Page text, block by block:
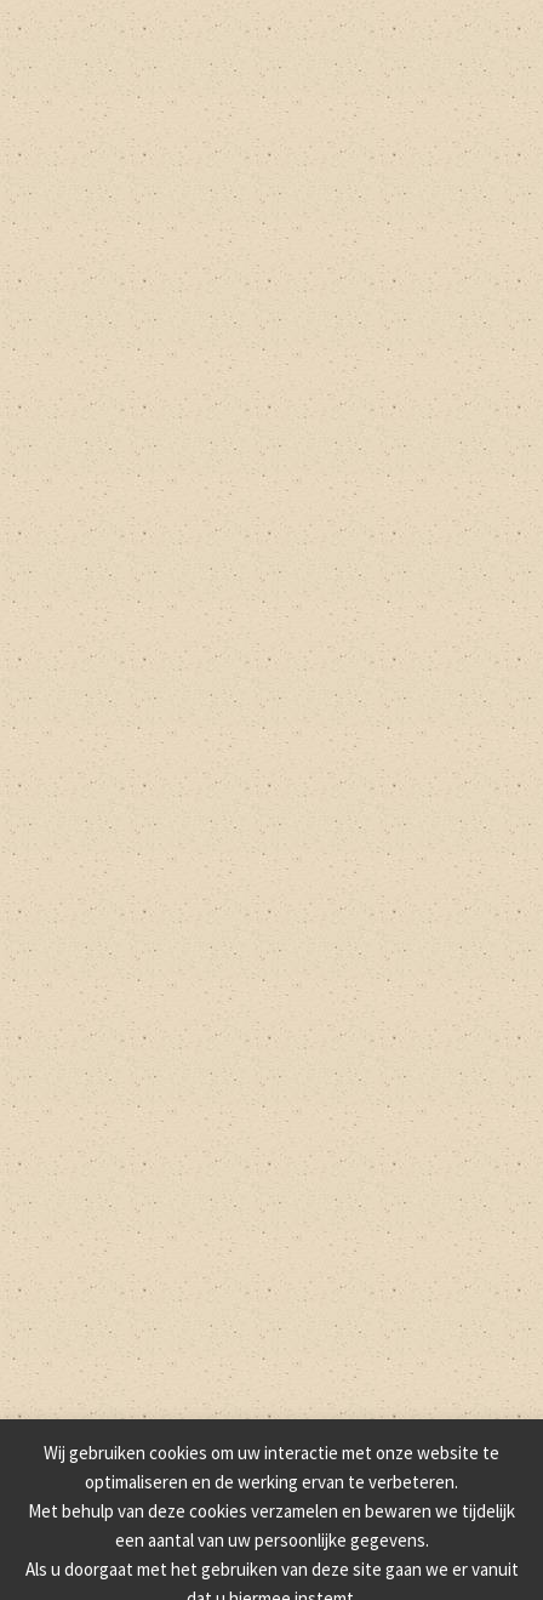
Wij gebruiken cookies om uw interactie met onze website te
optimaliseren en de werking ervan te verbeteren.
Met behulp van deze cookies verzamelen en bewaren we tijdelijk
een aantal van uw persoonlijke gegevens.
Als u doorgaat met het gebruiken van deze site gaan we er vanuit